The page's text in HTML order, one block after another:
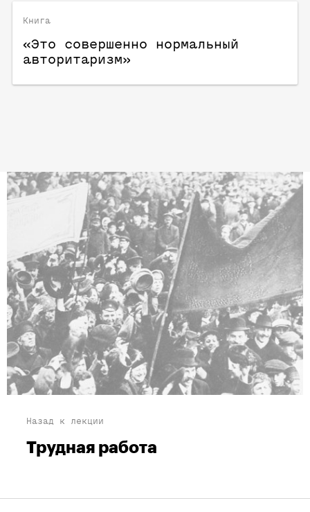
Книга
«Это совершенно нормальный
авторитаризм»
Назад к лекции
Трудная работа